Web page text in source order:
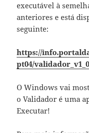
executável à
anteriores e está
seguinte:
https://
pt04/
O Windows vai
o Validador é uma
Executar!